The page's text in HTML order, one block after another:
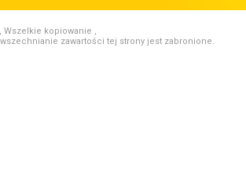
Wszelkie kopiowanie ,
zawartości tej strony jest zabronione.